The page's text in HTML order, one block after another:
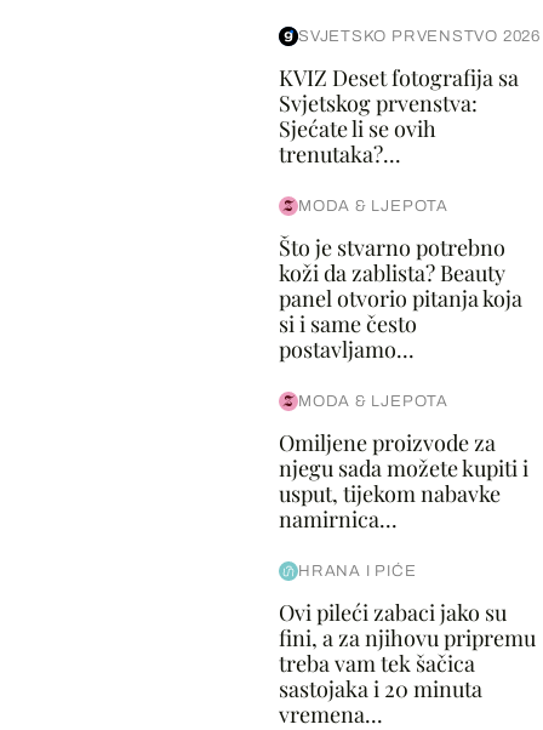
SVJETSKO PRVENSTVO 2026
KVIZ Deset fotografija sa
Svjetskog prvenstva:
Sjećate li se ovih
trenutaka?...
MODA & LJEPOTA
Što je stvarno potrebno
koži da zablista? Beauty
panel otvorio pitanja koja
si i same često
postavljamo...
MODA & LJEPOTA
Omiljene proizvode za
njegu sada možete kupiti i
usput, tijekom nabavke
namirnica...
HRANA I PIĆE
Ovi pileći zabaci jako su
fini, a za njihovu pripremu
treba vam tek šačica
sastojaka i 20 minuta
vremena...